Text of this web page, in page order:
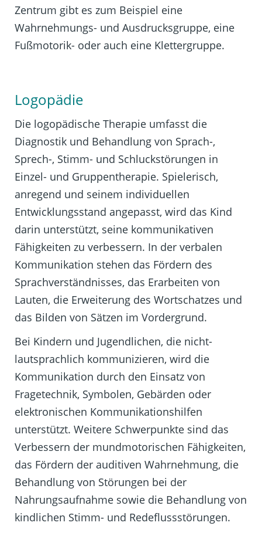
Zentrum gibt es zum Beispiel eine
Wahrnehmungs- und Ausdrucksgruppe, eine
Fußmotorik- oder auch eine Klettergruppe.
Logopädie
Die logopädische Therapie umfasst die
Diagnostik und Behandlung von Sprach-,
Sprech-, Stimm- und Schluckstörungen in
Einzel- und Gruppentherapie. Spielerisch,
anregend und seinem individuellen
Entwicklungsstand angepasst, wird das Kind
darin unterstützt, seine kommunikativen
Fähigkeiten zu verbessern. In der verbalen
Kommunikation stehen das Fördern des
Sprachverständnisses, das Erarbeiten von
Lauten, die Erweiterung des Wortschatzes und
das Bilden von Sätzen im Vordergrund.
Bei Kindern und Jugendlichen, die nicht-
lautsprachlich kommunizieren, wird die
Kommunikation durch den Einsatz von
Fragetechnik, Symbolen, Gebärden oder
elektronischen Kommunikationshilfen
unterstützt. Weitere Schwerpunkte sind das
Verbessern der mundmotorischen Fähigkeiten,
das Fördern der auditiven Wahrnehmung, die
Behandlung von Störungen bei der
Nahrungsaufnahme sowie die Behandlung von
kindlichen Stimm- und Redeflussstörungen.